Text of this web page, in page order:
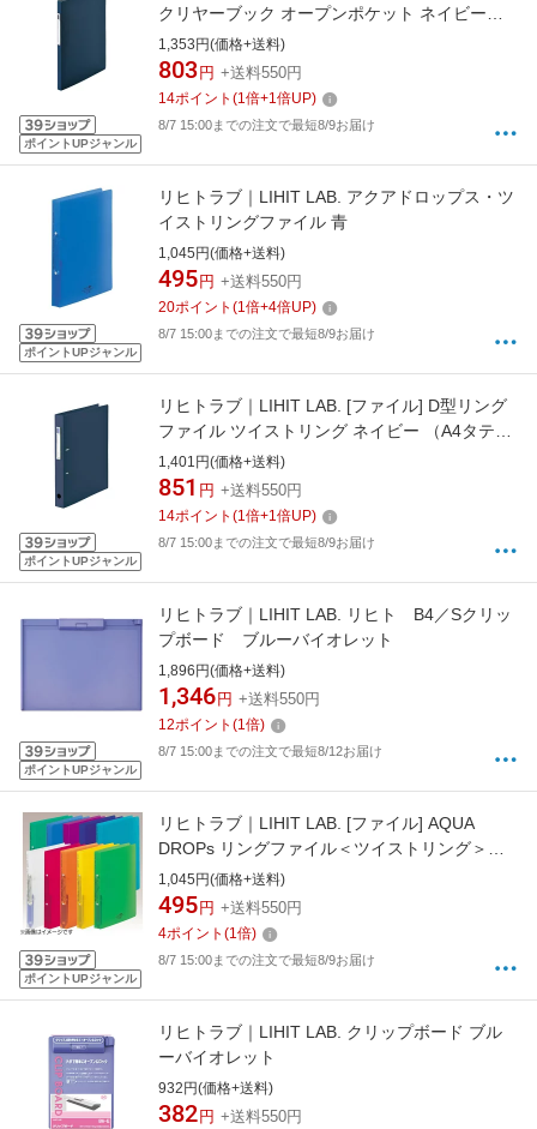
ポイントUPジャンル
クリヤーブック オープンポケット ネイビー
（A4タテ型・16ポケット） N-7675-11
1,353円(価格+送料)
803 円 +送料550円
14ポイント (1倍+1倍UP)
8/7 15:00までの注文で最短8/9お届け
ポイントUPジャンル
リヒトラブ｜LIHIT LAB. アクアドロップス・ツ
イストリングファイル 青
1,045円(価格+送料)
495 円 +送料550円
20ポイント (1倍+4倍UP)
8/7 15:00までの注文で最短8/9お届け
ポイントUPジャンル
リヒトラブ｜LIHIT LAB. [ファイル] D型リング
ファイル ツイストリング ネイビー （A4タテ
型・2穴） F-7684-11
1,401円(価格+送料)
851 円 +送料550円
14ポイント (1倍+1倍UP)
8/7 15:00までの注文で最短8/9お届け
ポイントUPジャンル
リヒトラブ｜LIHIT LAB. リヒト B4／Sクリッ
プボード ブルーバイオレット
1,896円(価格+送料)
1,346 円 +送料550円
12ポイント (1倍)
8/7 15:00までの注文で最短8/12お届け
ポイントUPジャンル
リヒトラブ｜LIHIT LAB. [ファイル] AQUA
DROPs リングファイル＜ツイストリング＞
(色：青緑、規格：A4タテ型（S型）2穴) F-
5005-28
1,045円(価格+送料)
495 円 +送料550円
4ポイント (1倍)
8/7 15:00までの注文で最短8/9お届け
リヒトラブ｜LIHIT LAB. クリップボード ブル
ーバイオレット
932円(価格+送料)
382 円 +送料550円